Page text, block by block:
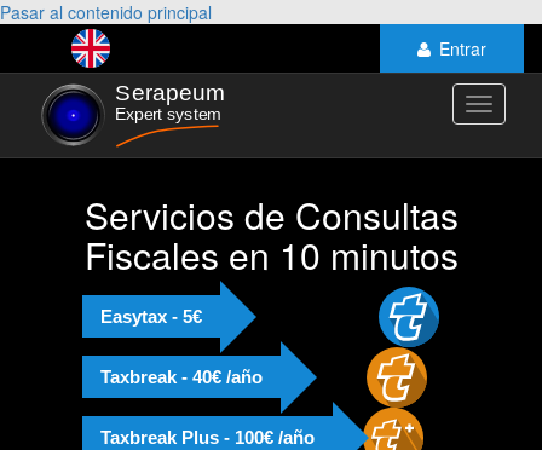
Pasar al contenido principal
Entrar
Toggle
Servicios de Consultas
Fiscales en 10 minutos
Easytax - 5€
Taxbreak - 40€ /año
Taxbreak Plus - 100€ /año